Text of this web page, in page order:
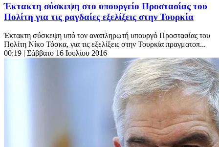
Έκτακτη σύσκεψη στο υπουργείο Προστασίας του
Πολίτη για τις ραγδαίες εξελίξεις στην Τουρκία
Έκτακτη σύσκεψη υπό τον αναπληρωτή υπουργό Προστασίας του
Πολίτη Νίκο Τόσκα, για τις εξελίξεις στην Τουρκία πραγματοπ...
00:19 | Σάββατο 16 Ιουλίου 2016